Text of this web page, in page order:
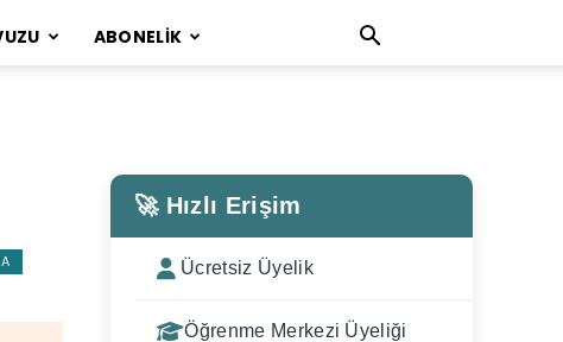
ABONELİK
🚀 Hızlı Erişim
Ücretsiz Üyelik
Öğrenme Merkezi Üyeliği